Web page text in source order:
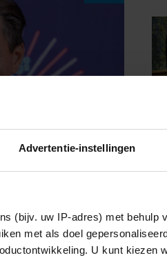
Advertentie-instellingen
(bijv. uw IP-adres) met behulp
met als doel
U kunt kiezen
WAS EEN